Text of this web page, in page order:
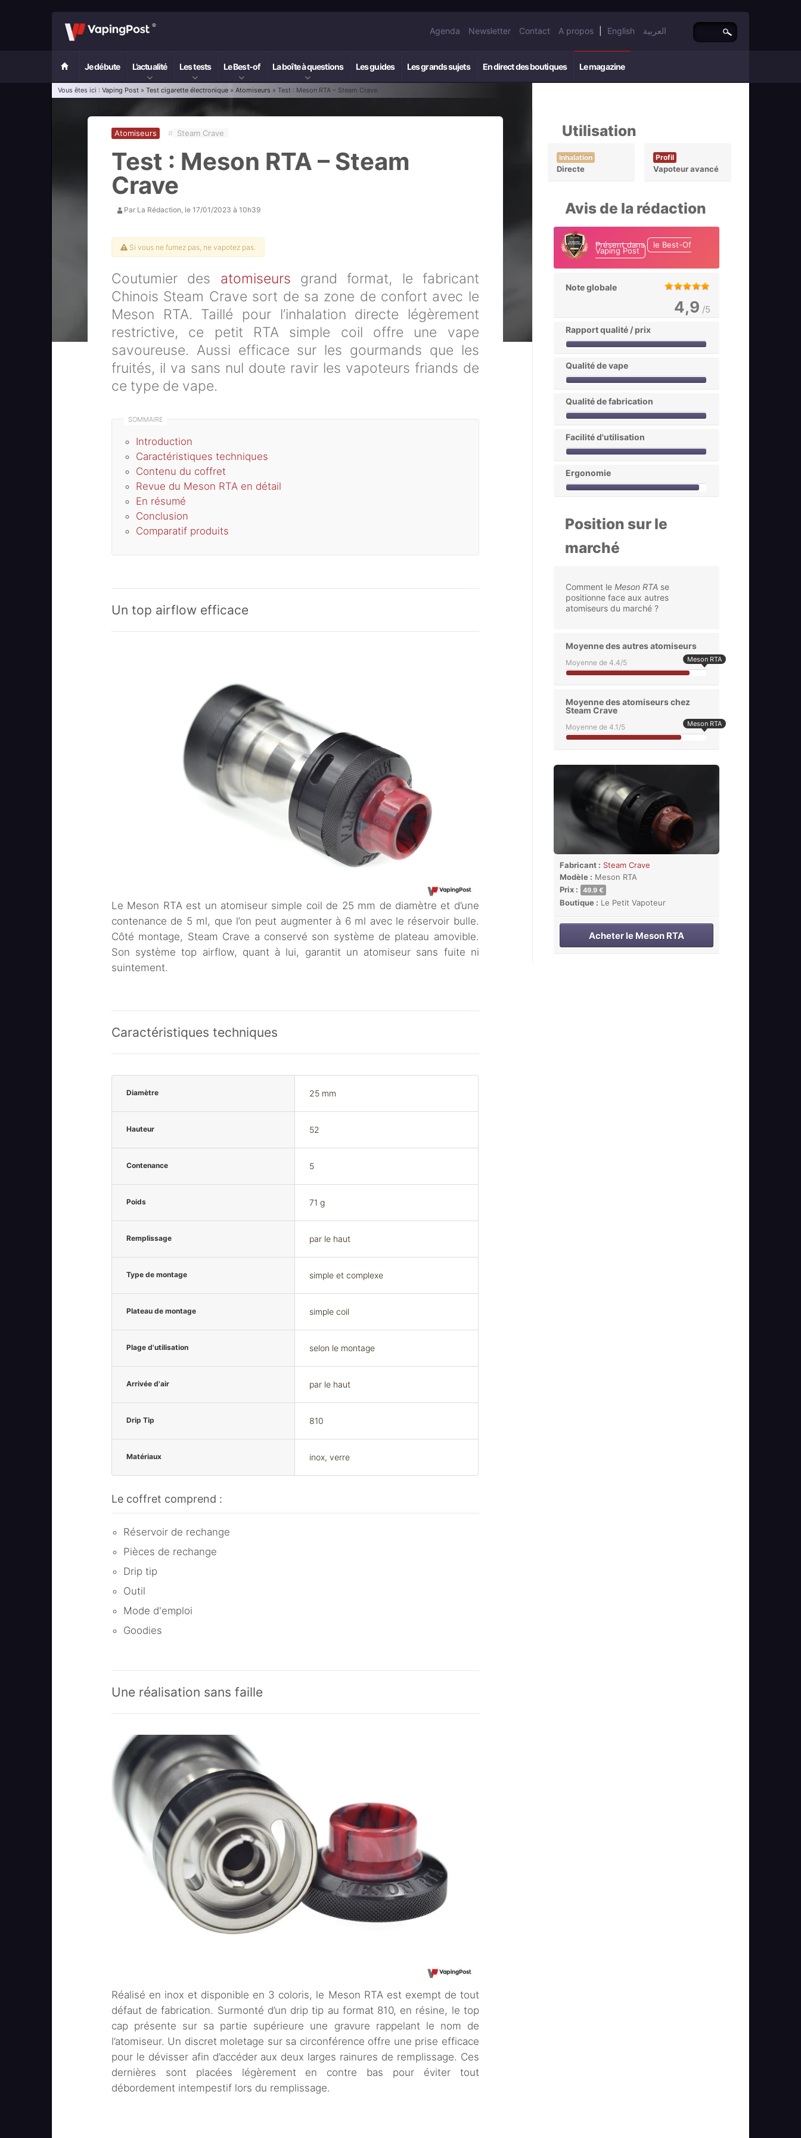
Agenda Newsletter Contact A propos English العربية
Je débute L’actualité Les tests Le Best-of La boîte à questions Les guides Les grands sujets En direct des boutiques Le magazine
Vous êtes ici : Vaping Post » Test cigarette électronique » Atomiseurs » Test : Meson RTA – Steam Crave
Test : Meson RTA – Steam
Crave
Atomiseurs # Steam Crave
Par La Rédaction, le 17/01/2023 à 10h39
Si vous ne fumez pas, ne vapotez pas.
Coutumier des atomiseurs grand format, le fabricant
Chinois Steam Crave sort de sa zone de confort avec le
Meson RTA. Taillé pour l’inhalation directe légèrement
restrictive, ce petit RTA simple coil offre une vape
savoureuse. Aussi efficace sur les gourmands que les
fruités, il va sans nul doute ravir les vapoteurs friands de
ce type de vape.
Introduction
Caractéristiques techniques
Contenu du coffret
Revue du Meson RTA en détail
En résumé
Conclusion
Comparatif produits
Un top airflow efficace
Le Meson RTA est un atomiseur simple coil de 25 mm de diamètre et d’une
contenance de 5 ml, que l’on peut augmenter à 6 ml avec le réservoir bulle.
Côté montage, Steam Crave a conservé son système de plateau amovible.
Son système top airflow, quant à lui, garantit un atomiseur sans fuite ni
suintement.
Caractéristiques techniques
Diamètre 25 mm
Hauteur 52
Contenance 5
Poids 71 g
Remplissage par le haut
Type de montage simple et complexe
Plateau de montage simple coil
Plage d'utilisation selon le montage
Arrivée d'air par le haut
Drip Tip 810
Matériaux inox, verre
Le coffret comprend :
Réservoir de rechange
Pièces de rechange
Drip tip
Outil
Mode d'emploi
Goodies
Une réalisation sans faille
Réalisé en inox et disponible en 3 coloris, le Meson RTA est exempt de tout
défaut de fabrication. Surmonté d’un drip tip au format 810, en résine, le top
cap présente sur sa partie supérieure une gravure rappelant le nom de
l’atomiseur. Un discret moletage sur sa circonférence offre une prise efficace
pour le dévisser afin d’accéder aux deux larges rainures de remplissage. Ces
dernières sont placées légèrement en contre bas pour éviter tout
débordement intempestif lors du remplissage.
Utilisation
Inhalation
Directe
Profil
Vapoteur avancé
Avis de la rédaction
Présent dans le Best-Of
Vaping Post
Note globale
4,9 /5
Rapport qualité / prix
Qualité de vape
Qualité de fabrication
Facilité d'utilisation
Ergonomie
Position sur le
marché
Comment le Meson RTA se
positionne face aux autres
atomiseurs du marché ?
Moyenne des autres atomiseurs
Moyenne de 4.4/5 Meson RTA
Moyenne des atomiseurs chez
Steam Crave
Moyenne de 4.1/5 Meson RTA
Fabricant : Steam Crave
Modèle : Meson RTA
Prix :
49.9 €
Boutique : Le Petit Vapoteur
Acheter le Meson RTA